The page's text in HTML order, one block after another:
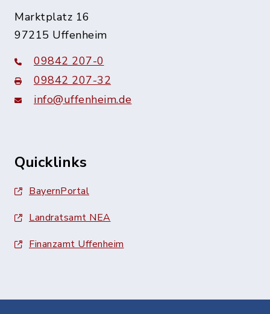
Marktplatz 16
97215 Uffenheim
09842 207-0
09842 207-32
info@uffenheim.de
Quicklinks
BayernPortal
Landratsamt NEA
Finanzamt Uffenheim